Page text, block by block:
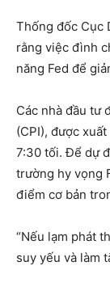
Thống đốc Cục
rằng việc đình
năng Fed để
Các nhà đầu tư
(CPI), được
7:30 tối. Để dự
trường hy vọng
điểm cơ bản
“Nếu lạm phát
suy yếu và làm